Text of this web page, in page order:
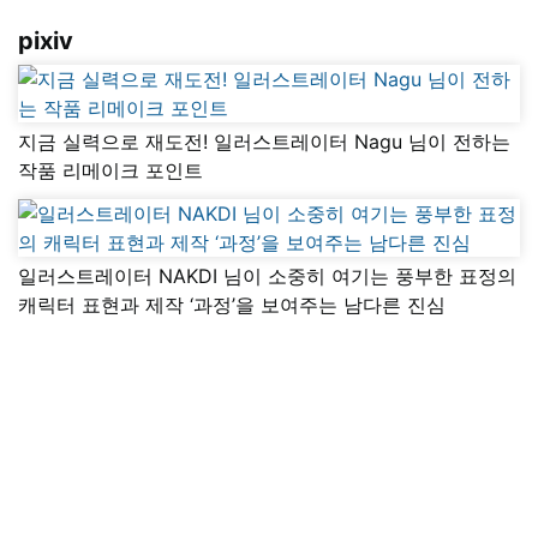
pixiv
지금 실력으로 재도전! 일러스트레이터 Nagu 님이 전하는
작품 리메이크 포인트
일러스트레이터 NAKDI 님이 소중히 여기는 풍부한 표정의
캐릭터 표현과 제작 ‘과정’을 보여주는 남다른 진심